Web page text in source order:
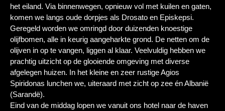
het eiland. Via binnenwegen, opnieuw vol met kuilen en gaten,
komen we langs oude dorpjes als Drosato en Episkepsi.
Geregeld worden we omringd door duizenden knoestige
olijfbomen, alle in keurig aangeharkte grond. De netten om de
olijven in op te vangen, liggen al klaar. Veelvuldig hebben we
prachtig uitzicht op de glooiende omgeving met diverse
afgelegen huizen. In het kleine en zeer rustige Agios
Spiridonas lunchen we, uiteraard met zicht op zee én Albanië
(Sarandë).
Eind van de middag lopen we vanuit ons hotel naar de haven